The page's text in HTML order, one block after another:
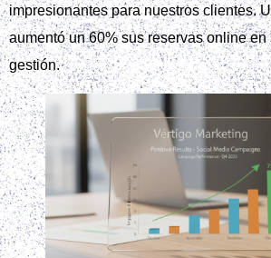
impresionantes para nuestros clientes.
aumentó un 60% sus reservas online
gestión.